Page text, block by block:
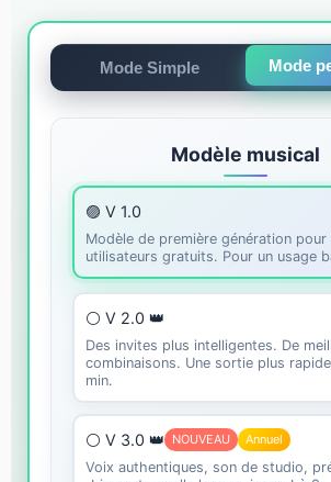
Mode Simple Mode
Modèle musical
🟣 V 1.0
Modèle de première génération pour
utilisateurs gratuits. Pour un usage
⚪ V 2.0 👑
Des invites plus intelligentes. De
combinaisons. Une sortie plus
min.
⚪ V 3.0 👑 NOUVEAU Annuel
Voix authentiques, son de studio,